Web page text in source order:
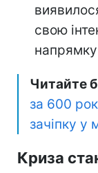
свою
Читайте
за 600
зачіпку у
Криза